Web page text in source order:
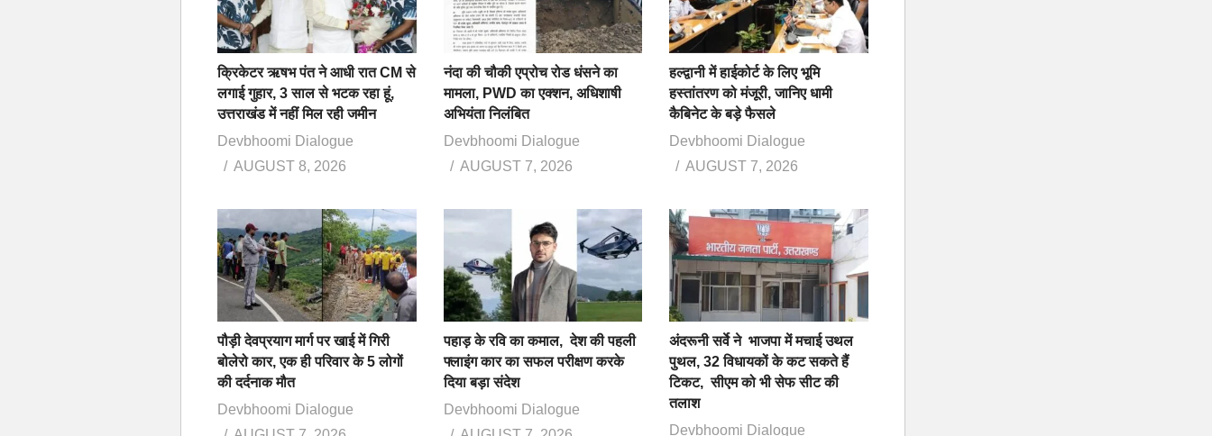
क्रिकेटर ऋषभ पंत ने आधी रात CM से
लगाई गुहार, 3 साल से भटक रहा हूं,
उत्तराखंड में नहीं मिल रही जमीन
Devbhoomi Dialogue
AUGUST 8, 2026
नंदा की चौकी एप्रोच रोड धंसने का
मामला, PWD का एक्शन, अधिशाषी
अभियंता निलंबित
Devbhoomi Dialogue
AUGUST 7, 2026
हल्द्वानी में हाईकोर्ट के लिए भूमि
हस्तांतरण को मंजूरी, जानिए धामी
कैबिनेट के बड़े फैसले
Devbhoomi Dialogue
AUGUST 7, 2026
पौड़ी देवप्रयाग मार्ग पर खाई में गिरी
बोलेरो कार, एक ही परिवार के 5 लोगों
की दर्दनाक मौत
Devbhoomi Dialogue
पहाड़ के रवि का कमाल, देश की पहली
फ्लाइंग कार का सफल परीक्षण करके
दिया बड़ा संदेश
Devbhoomi Dialogue
अंदरूनी सर्वे ने भाजपा में मचाई उथल
पुथल, 32 विधायकों के कट सकते हैं
टिकट, सीएम को भी सेफ सीट की
तलाश
Devbhoomi Dialogue